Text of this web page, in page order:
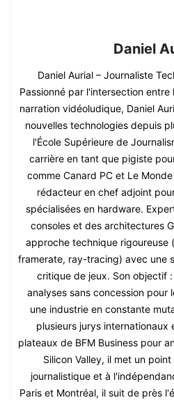
Daniel
Daniel Aurial – Journaliste
Passionné par l'intersection
narration vidéoludique, Daniel
nouvelles technologies depuis
l'École Supérieure de
carrière en tant que pigiste
comme Canard PC et Le
rédacteur en chef adjoint
spécialisées en hardware.
consoles et des architectures
approche technique rigoureuse
framerate, ray-tracing) avec une
critique de jeux. Son objectif
analyses sans concession pour
une industrie en constante
plusieurs jurys internationaux
plateaux de BFM Business pour
Silicon Valley, il met un
journalistique et à
Paris et Montréal, il suit de près